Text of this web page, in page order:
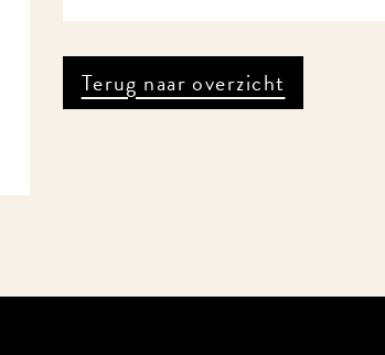
Terug naar overzicht